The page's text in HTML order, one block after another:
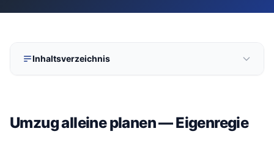
Inhaltsverzeichnis
02Was spricht für einen Umzug in Eigenregie?
Umzug alleine planen — Eigenregie